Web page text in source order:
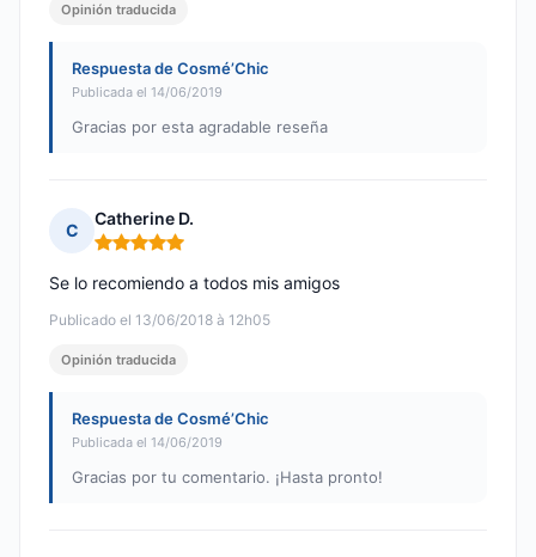
Opinión traducida
Respuesta de Cosmé’Chic
Publicada el 14/06/2019
Gracias por esta agradable reseña
C
Catherine D.
Nota: 5 de 5
Publicado el 13/06/2018 à 12h05
Se lo recomiendo a todos mis amigos
Opinión traducida
Respuesta de Cosmé’Chic
Publicada el 14/06/2019
Gracias por tu comentario. ¡Hasta pronto!